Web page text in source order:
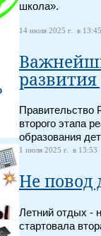
школа».
14 июля 2025 г. в 13:45
развития
Правительство
второго этапа
образования
1 июля 2025 г. в 13:53
Не повод
Летний отдых -
стартовала